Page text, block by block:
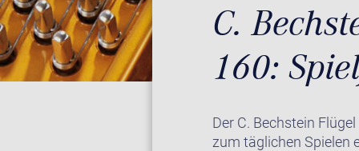
C.
160:
Der C. Bechstein
zum täglichen Spielen